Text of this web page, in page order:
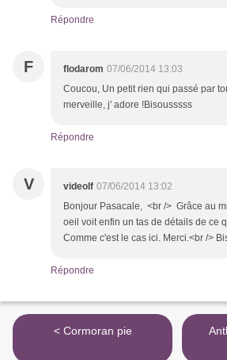
Répondre
F flodarom 07/06/2014 13:03
Coucou, Un petit rien qui passé par
merveille, j' adore !Bisousssss
Répondre
V videolf 07/06/2014 13:02
Bonjour Pasacale, <br /> Grâce au
oeil voit enfin un tas de détails de ce
Comme c'est le cas ici. Merci.<br />
Répondre
< Cormoran pie